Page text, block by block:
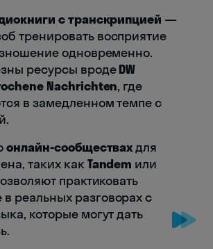
с транскрипцией —
тренировать восприятие
одновременно.
ресурсы вродеDW
Nachrichten, где
в замедленном темпе с
онлайн-сообществахдля
таких какTandem или
практиковать
реальных разговорах с
которые могут дать